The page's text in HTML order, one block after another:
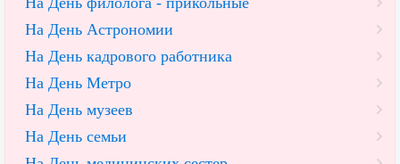
На День Астрономии
На День кадрового работника
На День Метро
На День музеев
На День семьи